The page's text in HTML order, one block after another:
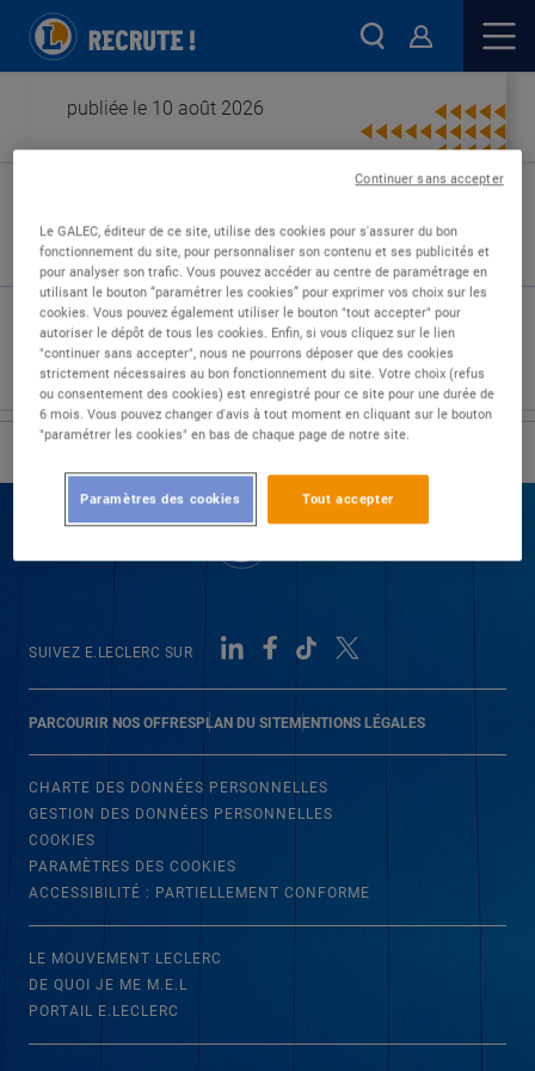
publiée le 10 août 2026
Type de contrat :
Expérience :
Études :
PARCOURIR NOS OFFRESPLAN DU SITEMENTIONS LÉGALES
SUIVEZ E.LECLERC SUR
CHARTE DES DONNÉES PERSONNELLES
GESTION DES DONNÉES PERSONNELLES
COOKIES
PARAMÈTRES DES COOKIES
ACCESSIBILITÉ : PARTIELLEMENT CONFORME
LE MOUVEMENT LECLERC
DE QUOI JE ME M.E.L
PORTAIL E.LECLERC
Le GALEC, éditeur de ce site, utilise des cookies pour s'assurer du bon
fonctionnement du site, pour personnaliser son contenu et ses publicités et
pour analyser son trafic. Vous pouvez accéder au centre de paramétrage en
utilisant le bouton “paramétrer les cookies” pour exprimer vos choix sur les
cookies. Vous pouvez également utiliser le bouton "tout accepter" pour
autoriser le dépôt de tous les cookies. Enfin, si vous cliquez sur le lien
"continuer sans accepter", nous ne pourrons déposer que des cookies
strictement nécessaires au bon fonctionnement du site. Votre choix (refus
ou consentement des cookies) est enregistré pour ce site pour une durée de
6 mois. Vous pouvez changer d'avis à tout moment en cliquant sur le bouton
"paramétrer les cookies" en bas de chaque page de notre site.
Tout accepter
Paramètres des cookies
Continuer sans accepter